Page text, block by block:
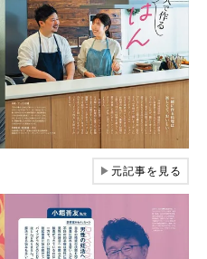
▶元記事を見る